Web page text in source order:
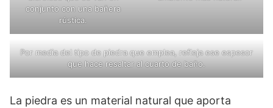
conjunto con una bañera
rústica.
Por media del tipo de piedra que emplea, refleja ese espesor
que hace resaltar al cuarto de baño.
La piedra es un material natural que aporta